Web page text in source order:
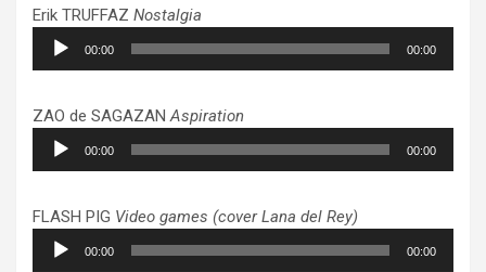
Erik TRUFFAZ Nostalgia
Lecteur
audio
00:00 00:00
ZAO de SAGAZANAspiration
Lecteur
audio
00:00 00:00
FLASH PIG Video games (cover Lana del Rey)
Lecteur
audio
00:00 00:00